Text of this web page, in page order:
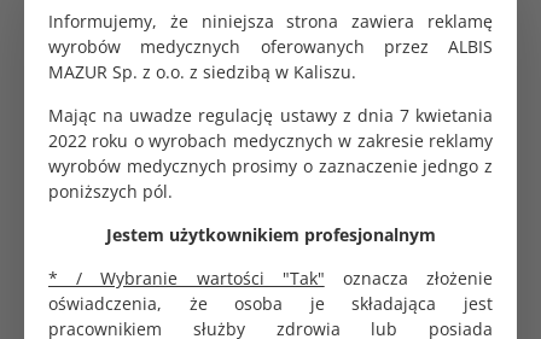
Informujemy, że niniejsza strona zawiera reklamę
wyrobów medycznych oferowanych przez ALBIS
MAZUR Sp. z o.o. z siedzibą w Kaliszu.
Mając na uwadze regulację ustawy z dnia 7 kwietania
2022 roku o wyrobach medycznych w zakresie reklamy
wyrobów medycznych prosimy o zaznaczenie jedngo z
poniższych pól.
Jestem użytkownikiem profesjonalnym
* / Wybranie wartości "Tak" oznacza złożenie
oświadczenia, że osoba je składająca jest
pracownikiem służby zdrowia lub posiada
warstwy bibuła - bibuła - folia. Rolka 33 cm x 50 cm. 50
sztuk na rolce. Nieprzemakalne. Kolor szary.
Opakowanie zbiorcze 12 rolek. Jednostka zakupu 1
PRODUKTY POWIĄZANE